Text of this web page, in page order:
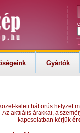
Gyártók
keleti háborús helyzet
Az aktuális árakkal, a
kapcsolatban kérjük